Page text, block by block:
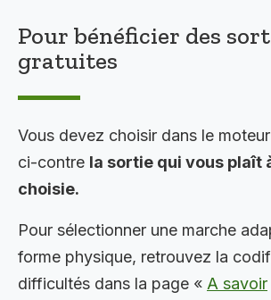
Pour bénéficier des
gratuites
Vous devez choisir dans le
ci-contre la sortie qui vous plaît
choisie.
Pour sélectionner une marche
forme physique, retrouvez la
difficultés dans la page « A savoir